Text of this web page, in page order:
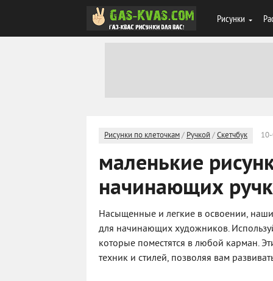
Рисунки
Рисунки по клеточкам/ Ручкой /Скетчбук
маленькие
начинающих
Насыщенные и легкие в освоении,
для начинающих художников.
которые поместятся в любой карман.
техник и стилей, позволяя вам